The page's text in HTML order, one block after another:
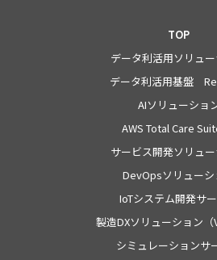
TOP
データ利活用ソリュ
データ利活用基盤
AIソリューショ
AWS Total Care
サービス開発ソリュ
DevOpsソリューシ
IoTシステム開発サ
製造DXソリューション（
シミュレーションサ